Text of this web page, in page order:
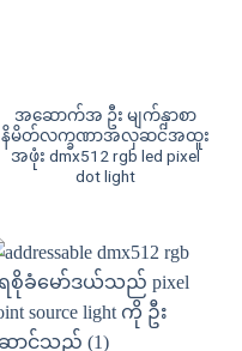
အဆောက်အ ဦး မျက်နှာစာ
နိမိတ်လက္ခဏာအလှဆင်အထူး
အဖုံး dmx512 rgb led pixel
dot light